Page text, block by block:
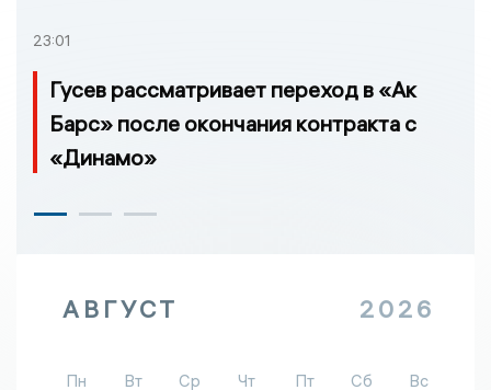
23:01
Гусев рассматривает переход в «Ак
Барс» после окончания контракта с
«Динамо»
АВГУСТ 2026
Пн Вт Ср Чт Пт Сб Вс